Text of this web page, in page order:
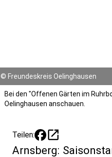
© Freundeskreis Oelinghausen
Bei den "Offenen Gärten im
Oelinghausen anschauen.
Teilen: open_in_new
Arnsberg: